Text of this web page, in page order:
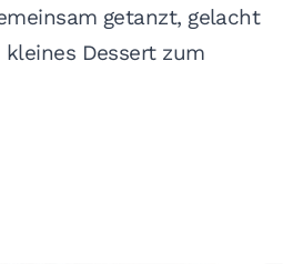
getanzt, gelacht
Dessert zum